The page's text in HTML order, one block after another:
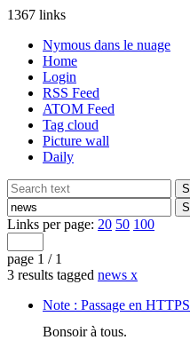
1367 links
Nymous dans le nuage
Home
Login
RSS Feed
ATOM Feed
Tag cloud
Picture wall
Daily
Links per page: 20 50 100
page 1 / 1
3 results tagged news x
Note : Passage en HTTPS
Bonsoir à tous.